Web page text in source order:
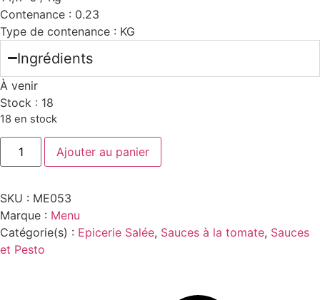
Contenance : 0.23
Type de contenance : KG
Ingrédients
À venir
Stock : 18
18 en stock
quantité
SAUCE
230G
Ajouter au panier
SKU : ME053
Marque : Menu
Catégorie(s) : Epicerie Salée, Sauces à la tomate, Sauces
et Pesto